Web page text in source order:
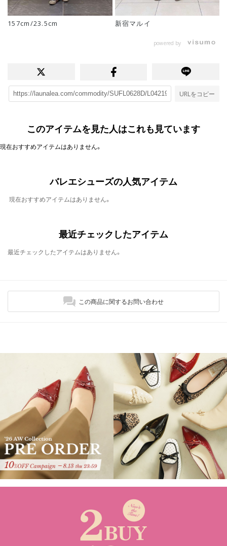
157cm/23.5cm 新宿マルイ
powered by
URLをコピー
このアイテムを見た人はこれも見ています
現在おすすめアイテムはありません。
バレエシューズの人気アイテム
現在おすすめアイテムはありません。
最近チェックしたアイテム
最近チェックしたアイテムはありません。
この商品に関するお問い合わせ